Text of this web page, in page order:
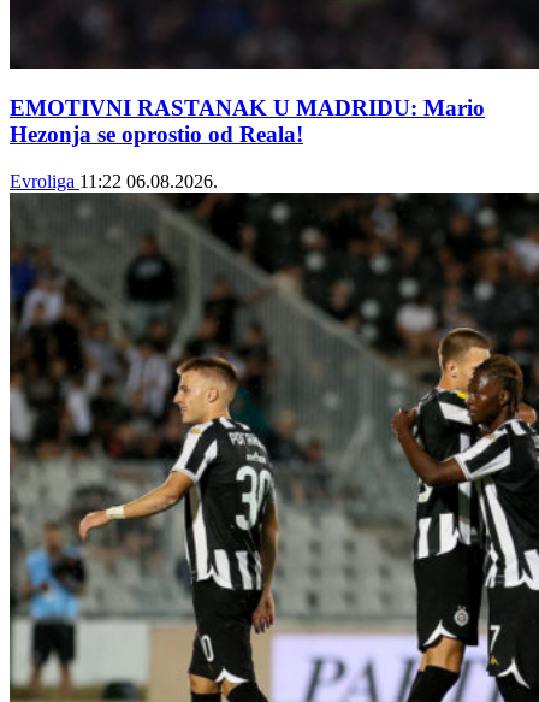
EMOTIVNI RASTANAK U MADRIDU: Mario
Hezonja se oprostio od Reala!
Evroliga 11:22 06.08.2026.